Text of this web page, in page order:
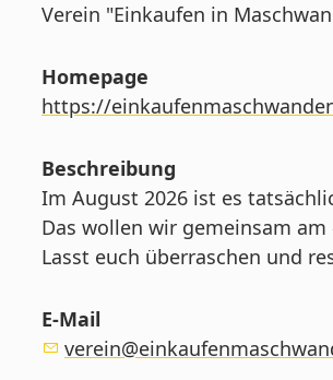
Verein "Einkaufen in
Homepage
https://
Beschreibung
Im August 2026 ist es
Das wollen wir gemeinsam am
Lasst euch überraschen und
E-Mail